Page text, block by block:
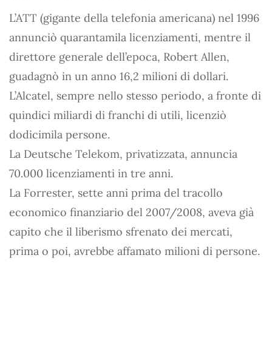
L’ATT (gigante della telefonia americana) nel 1996
annunciò quarantamila licenziamenti, mentre il
direttore generale dell’epoca, Robert Allen,
guadagnò in un anno 16,2 milioni di dollari.
L’Alcatel, sempre nello stesso periodo, a fronte di
quindici miliardi di franchi di utili, licenziò
dodicimila persone.
La Deutsche Telekom, privatizzata, annuncia
70.000 licenziamenti in tre anni.
La Forrester, sette anni prima del tracollo
economico finanziario del 2007/2008, aveva già
capito che il liberismo sfrenato dei mercati,
prima o poi, avrebbe affamato milioni di persone.